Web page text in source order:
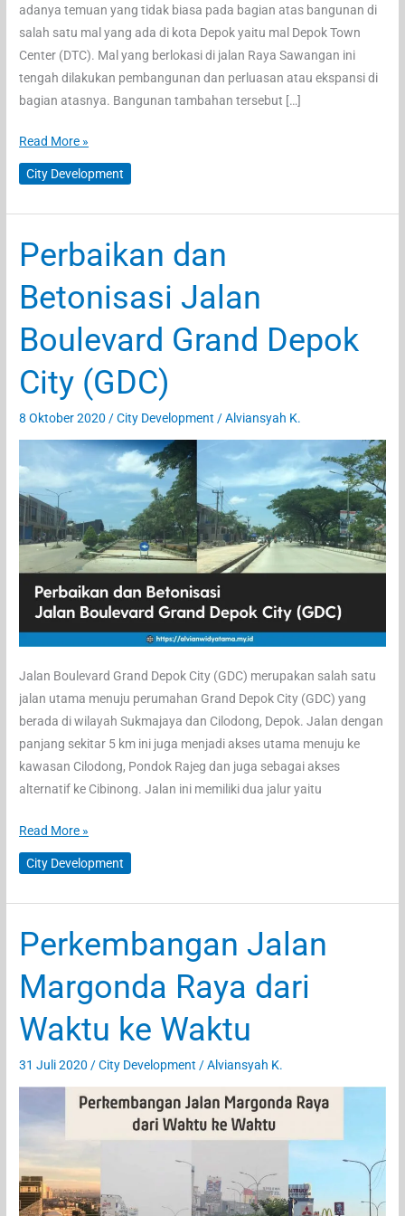
adanya temuan yang tidak biasa pada bagian atas bangunan di
salah satu mal yang ada di kota Depok yaitu mal Depok Town
Center (DTC). Mal yang berlokasi di jalan Raya Sawangan ini
tengah dilakukan pembangunan dan perluasan atau ekspansi di
bagian atasnya. Bangunan tambahan tersebut […]
Bakal
Ada
Bioskop
Depok
Center
Read More »
City Development
Perbaikan dan
Betonisasi Jalan
Boulevard Grand Depok
City (GDC)
8 Oktober 2020/City Development /Alviansyah K.
Jalan Boulevard Grand Depok City (GDC) merupakan salah satu
jalan utama menuju perumahan Grand Depok City (GDC) yang
berada di wilayah Sukmajaya dan Cilodong, Depok. Jalan dengan
panjang sekitar 5 km ini juga menjadi akses utama menuju ke
kawasan Cilodong, Pondok Rajeg dan juga sebagai akses
alternatif ke Cibinong. Jalan ini memiliki dua jalur yaitu
Perbaikan
dan
Betonisasi
Grand
City
Read More »
City Development
Perkembangan Jalan
Margonda Raya dari
Waktu ke Waktu
31 Juli 2020 /City Development /Alviansyah K.